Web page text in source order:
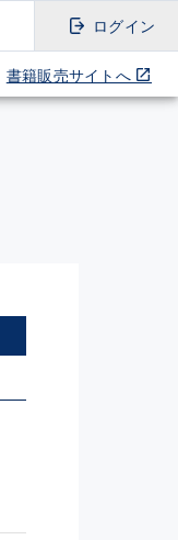
ログイン
書籍販売サイトへ